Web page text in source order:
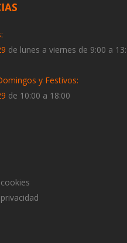
de lunes a viernes de 9:00 a
y Festivos:
de 10:00 a 18:00